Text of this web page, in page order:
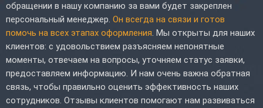
обращении в нашу компанию за вами будет закреплен
персональный менеджер. Он всегда на связи и готов
помочь на всех этапах оформления. Мы открыты для наших
клиентов: с удовольствием разъясняем непонятные
моменты, отвечаем на вопросы, уточняем статус заявки,
предоставляем информацию. И нам очень важна обратная
связь, чтобы правильно оценить эффективность наших
сотрудников. Отзывы клиентов помогают нам развиваться